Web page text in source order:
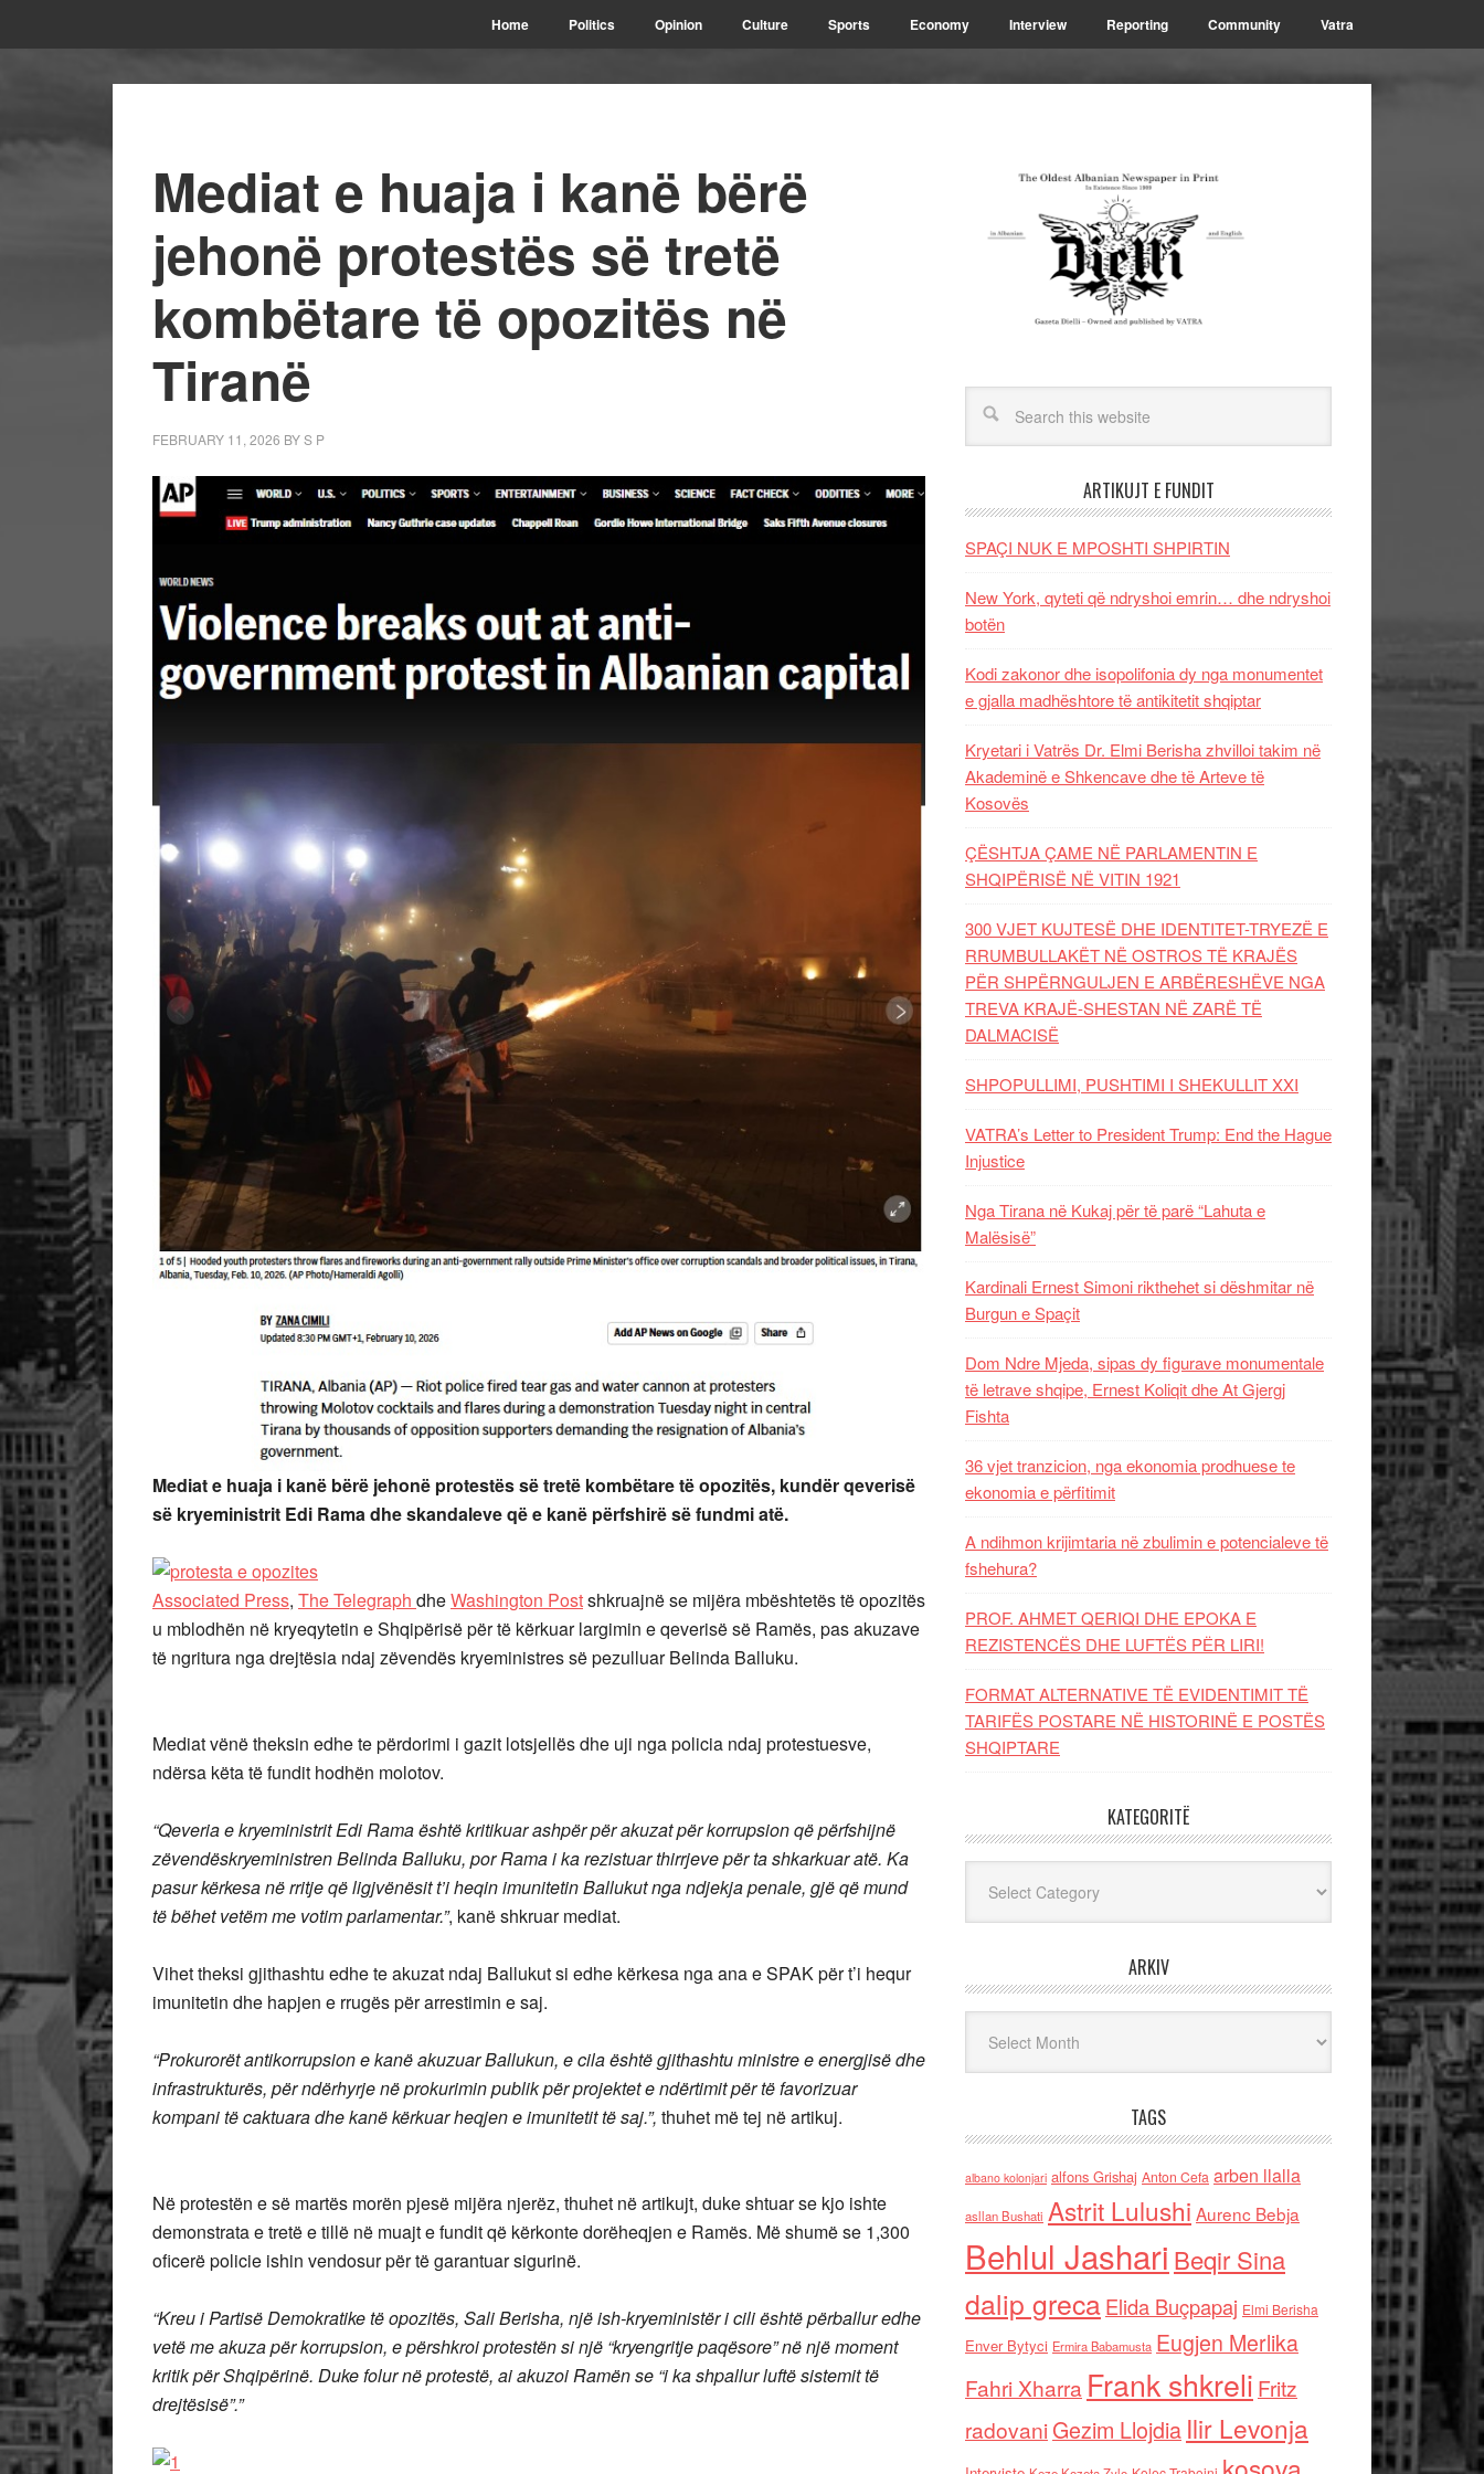
Home Politics Opinion Culture Sports Economy Interview Reporting Community Vatra
Mediat e huaja i kanë bërë
jehonë protestës së tretë
kombëtare të opozitës në
Tiranë
FEBRUARY 11, 2026 BYS P
Mediat e huaja i kanë bërë jehonë protestës së tretë kombëtare të opozitës, kundër qeverisë
së kryeministrit Edi Rama dhe skandaleve që e kanë përfshirë së fundmi atë.
Associated Press, The Telegraph dheWashington Postshkruajnë se mijëra mbështetës të opozitës
u mblodhën në kryeqytetin e Shqipërisë për të kërkuar largimin e qeverisë së Ramës, pas akuzave
të ngritura nga drejtësia ndaj zëvendës kryeministres së pezulluar Belinda Balluku.
Mediat vënë theksin edhe te përdorimi i gazit lotsjellës dhe uji nga policia ndaj protestuesve,
ndërsa këta të fundit hodhën molotov.
“Qeveria e kryeministrit Edi Rama është kritikuar ashpër për akuzat për korrupsion që përfshijnë
zëvendëskryeministren Belinda Balluku, por Rama i ka rezistuar thirrjeve për ta shkarkuar atë. Ka
pasur kërkesa në rritje që ligjvënësit t’i heqin imunitetin Ballukut nga ndjekja penale, gjë që mund
të bëhet vetëm me votim parlamentar.”, kanë shkruar mediat.
Vihet theksi gjithashtu edhe te akuzat ndaj Ballukut si edhe kërkesa nga ana e SPAK për t’i hequr
imunitetin dhe hapjen e rrugës për arrestimin e saj.
“Prokurorët antikorrupsion e kanë akuzuar Ballukun, e cila është gjithashtu ministre e energjisë dhe
infrastrukturës, për ndërhyrje në prokurimin publik për projektet e ndërtimit për të favorizuar
kompani të caktuara dhe kanë kërkuar heqjen e imunitetit të saj.”, thuhet më tej në artikuj.
Në protestën e së martës morën pjesë mijëra njerëz, thuhet në artikujt, duke shtuar se kjo ishte
demonstrata e tretë e tillë në muajt e fundit që kërkonte dorëheqjen e Ramës. Më shumë se 1,300
oficerë policie ishin vendosur për të garantuar sigurinë.
“Kreu i Partisë Demokratike të opozitës, Sali Berisha, një ish-kryeministër i cili është përballur edhe
vetë me akuza për korrupsion, e përshkroi protestën si një “kryengritje paqësore” në një moment
kritik për Shqipërinë. Duke folur në protestë, ai akuzoi Ramën se “i ka shpallur luftë sistemit të
drejtësisë”.”
ARTIKUJT E FUNDIT
SPAÇI NUK E MPOSHTI SHPIRTIN
New York, qyteti që ndryshoi emrin… dhe ndryshoi
botën
Kodi zakonor dhe isopolifonia dy nga monumentet
e gjalla madhështore të antikitetit shqiptar
Kryetari i Vatrës Dr. Elmi Berisha zhvilloi takim në
Akademinë e Shkencave dhe të Arteve të
Kosovës
ÇËSHTJA ÇAME NË PARLAMENTIN E
SHQIPËRISË NË VITIN 1921
300 VJET KUJTESË DHE IDENTITET-TRYEZË E
RRUMBULLAKËT NË OSTROS TË KRAJËS
PËR SHPËRNGULJEN E ARBËRESHËVE NGA
TREVA KRAJË-SHESTAN NË ZARË TË
DALMACISË
SHPOPULLIMI, PUSHTIMI I SHEKULLIT XXI
VATRA’s Letter to President Trump: End the Hague
Injustice
Nga Tirana në Kukaj për të parë “Lahuta e
Malësisë”
Kardinali Ernest Simoni rikthehet si dëshmitar në
Burgun e Spaçit
Dom Ndre Mjeda, sipas dy figurave monumentale
të letrave shqipe, Ernest Koliqit dhe At Gjergj
Fishta
36 vjet tranzicion, nga ekonomia prodhuese te
ekonomia e përfitimit
A ndihmon krijimtaria në zbulimin e potencialeve të
fshehura?
PROF. AHMET QERIQI DHE EPOKA E
REZISTENCЁS DHE LUFTЁS PЁR LIRI!
FORMAT ALTERNATIVE TË EVIDENTIMIT TË
TARIFËS POSTARE NË HISTORINË E POSTËS
SHQIPTARE
KATEGORITË
ARKIV
TAGS
albano kolonjari alfons Grishaj Anton Cefa arben llalla
asllan Bushati Astrit Lulushi Aurenc Bebja
Behlul Jashari Beqir Sina
dalip grecaElida Buçpapaj Elmi Berisha
Enver Bytyci Ermira Babamusta Eugjen Merlika
Fahri Xharra Frank shkreli Fritz
radovaniGezim Llojdia Ilir Levonja